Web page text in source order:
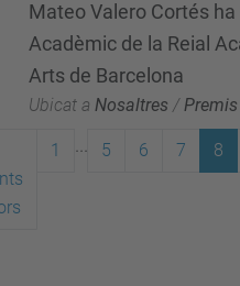
Mateo Valero Cortés
Acadèmic de la Reial
Arts de Barcelona
Ubicat a Nosaltres /
1 5 6 7 8